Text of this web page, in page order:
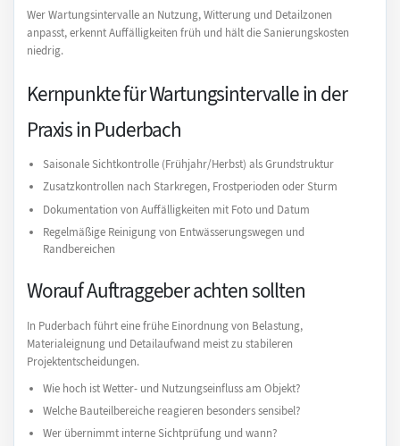
Wer Wartungsintervalle an Nutzung, Witterung und Detailzonen
anpasst, erkennt Auffälligkeiten früh und hält die Sanierungskosten
niedrig.
Kernpunkte für Wartungsintervalle in der
Praxis in Puderbach
Saisonale Sichtkontrolle (Frühjahr/Herbst) als Grundstruktur
Zusatzkontrollen nach Starkregen, Frostperioden oder Sturm
Dokumentation von Auffälligkeiten mit Foto und Datum
Regelmäßige Reinigung von Entwässerungswegen und
Randbereichen
Worauf Auftraggeber achten sollten
In Puderbach führt eine frühe Einordnung von Belastung,
Materialeignung und Detailaufwand meist zu stabileren
Projektentscheidungen.
Wie hoch ist Wetter- und Nutzungseinfluss am Objekt?
Welche Bauteilbereiche reagieren besonders sensibel?
Wer übernimmt interne Sichtprüfung und wann?